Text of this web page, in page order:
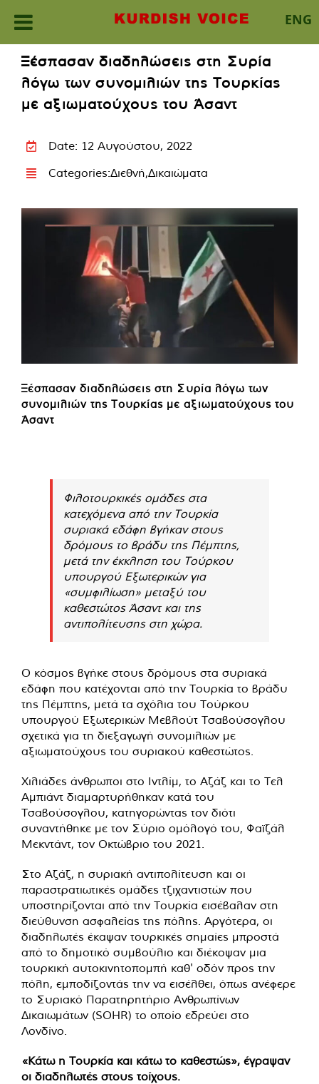
ENG
content
Ξέσπασαν διαδηλώσεις στη Συρία
λόγω των συνομιλιών της Τουρκίας
με αξιωματούχους του Άσαντ
Date: 12 Αυγούστου, 2022
Categories:Διεθνή,Δικαιώματα
Ξέσπασαν διαδηλώσεις στη Συρία λόγω των
συνομιλιών της Τουρκίας με αξιωματούχους του
Άσαντ
Φιλοτουρκικές ομάδες στα
κατεχόμενα από την Τουρκία
συριακά εδάφη βγήκαν στους
δρόμους το βράδυ της Πέμπτης,
μετά την έκκληση του Τούρκου
υπουργού Εξωτερικών για
«συμφιλίωση» μεταξύ του
καθεστώτος Άσαντ και της
αντιπολίτευσης στη χώρα.
Ο κόσμος βγήκε στους δρόμους στα συριακά
εδάφη που κατέχονται από την Τουρκία το βράδυ
της Πέμπτης, μετά τα σχόλια του Τούρκου
υπουργού Εξωτερικών Μεβλούτ Τσαβούσογλου
σχετικά για τη διεξαγωγή συνομιλιών με
αξιωματούχους του συριακού καθεστώτος.
Χιλιάδες άνθρωποι στο Ιντλίμ, το Αζάζ και το Τελ
Αμπιάντ διαμαρτυρήθηκαν κατά του
Τσαβούσογλου, κατηγορώντας τον διότι
συναντήθηκε με τον Σύριο ομόλογό του, Φαϊζάλ
Μεκντάντ, τον Οκτώβριο του 2021.
Στο Αζάζ, η συριακή αντιπολίτευση και οι
παραστρατιωτικές ομάδες τζιχαντιστών που
υποστηρίζονται από την Τουρκία εισέβαλαν στη
διεύθυνση ασφαλείας της πόλης. Αργότερα, οι
διαδηλωτές έκαψαν τουρκικές σημαίες μπροστά
από το δημοτικό συμβούλιο και διέκοψαν μια
τουρκική αυτοκινητοπομπή καθ' οδόν προς την
πόλη, εμποδίζοντάς την να εισέλθει, όπως ανέφερε
το Συριακό Παρατηρητήριο Ανθρωπίνων
Δικαιωμάτων (SOHR) το οποίο εδρεύει στο
Λονδίνο.
«Κάτω η Τουρκία και κάτω το καθεστώς», έγραψαν
οι διαδηλωτές στους τοίχους.